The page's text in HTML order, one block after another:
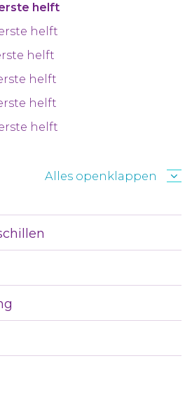
helft
helft
helft
helft
helft
helft
Alles openklappen